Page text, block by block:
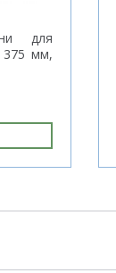
для
375 мм,